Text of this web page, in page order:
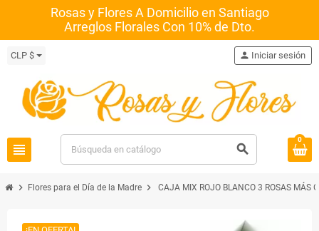
Rosas y Flores A Domicilio en Santiago
Arreglos Florales Con 10% de Dto.
CLP $
view_headline search
person Iniciar sesión
0
chevron_right Flores para el Día de la Madre chevron_right CAJA MIX ROJO BLANCO 3 ROSAS MÁS